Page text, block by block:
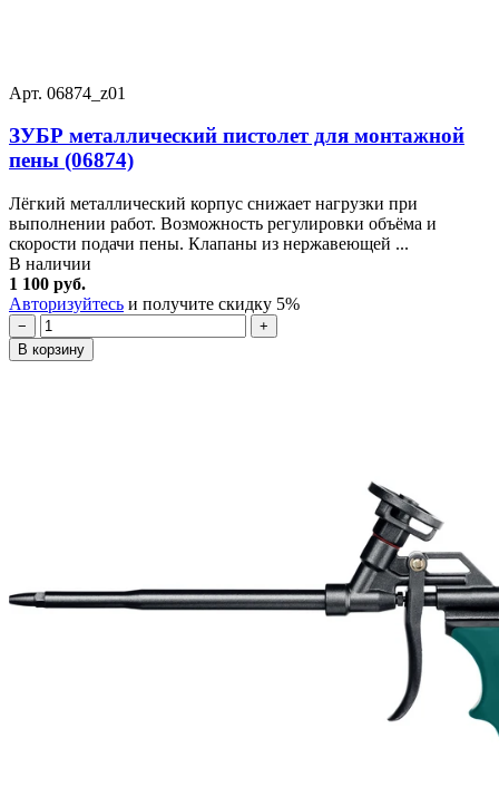
Арт. 06874_z01
ЗУБР металлический пистолет для монтажной
пены (06874)
Лёгкий металлический корпус снижает нагрузки при
выполнении работ. Возможность регулировки объёма и
скорости подачи пены. Клапаны из нержавеющей ...
В наличии
1 100 руб.
Авторизуйтесь и получите скидку 5%
−
+
В корзину